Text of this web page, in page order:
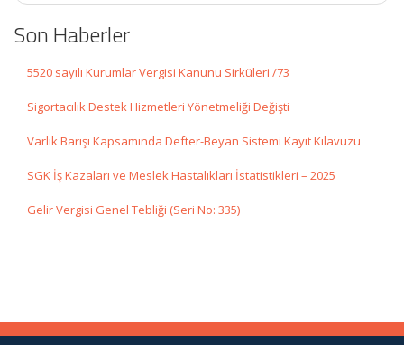
Son Haberler
5520 sayılı Kurumlar Vergisi Kanunu Sirküleri /73
Sigortacılık Destek Hizmetleri Yönetmeliği Değişti
Varlık Barışı Kapsamında Defter-Beyan Sistemi Kayıt Kılavuzu
SGK İş Kazaları ve Meslek Hastalıkları İstatistikleri – 2025
Gelir Vergisi Genel Tebliği (Seri No: 335)